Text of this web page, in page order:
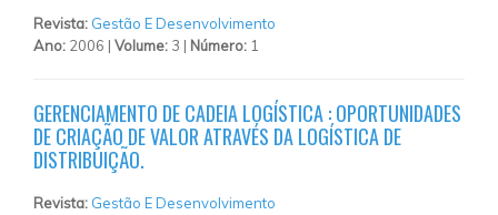
Revista: Gestão E Desenvolvimento
Ano: 2006 | Volume: 3 | Número: 1
GERENCIAMENTO DE CADEIA LOGÍSTICA : OPORTUNIDADES
DE CRIAÇÃO DE VALOR ATRAVÉS DA LOGÍSTICA DE
DISTRIBUIÇÃO.
Revista: Gestão E Desenvolvimento